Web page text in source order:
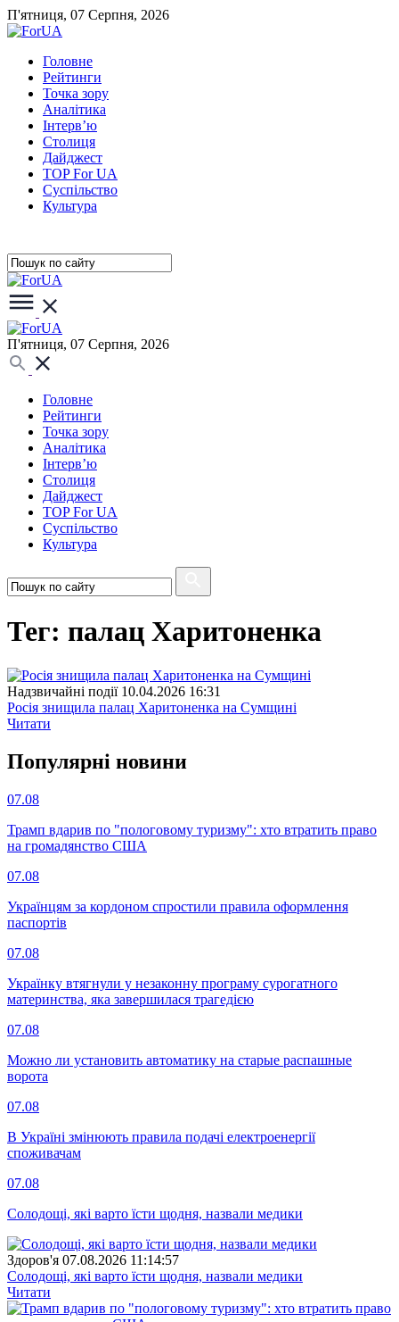
П'ятниця, 07 Серпня, 2026
Головне
Рейтинги
Точка зору
Аналітика
Інтерв’ю
Столиця
Дайджест
TOP For UA
Суспiльство
Культура
П'ятниця, 07 Серпня, 2026
Головне
Рейтинги
Точка зору
Аналітика
Інтерв’ю
Столиця
Дайджест
TOP For UA
Суспiльство
Культура
Тег: палац Харитоненка
Надзвичайні події 10.04.2026 16:31
Росія знищила палац Харитоненка на Сумщині
Читати
Популярнi новини
07.08
Трамп вдарив по "пологовому туризму": хто втратить право
на громадянство США
07.08
Українцям за кордоном спростили правила оформлення
паспортів
07.08
Українку втягнули у незаконну програму сурогатного
материнства, яка завершилася трагедією
07.08
Можно ли установить автоматику на старые распашные
ворота
07.08
В Україні змінюють правила подачі електроенергії
споживачам
07.08
Солодощі, які варто їсти щодня, назвали медики
Здоров'я 07.08.2026 11:14:57
Солодощі, які варто їсти щодня, назвали медики
Читати